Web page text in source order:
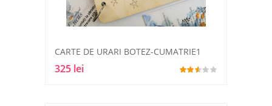
CARTE DE URARI BOTEZ-CUMATRIE1
325 lei